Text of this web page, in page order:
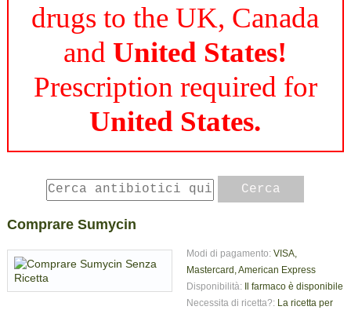
drugs to the UK, Canada
and United States!
Prescription required for
United States.
Comprare Sumycin
Modi di pagamento: VISA,
Mastercard, American Express
Disponibilità: Il farmaco è disponibile
Necessita di ricetta?: La ricetta per